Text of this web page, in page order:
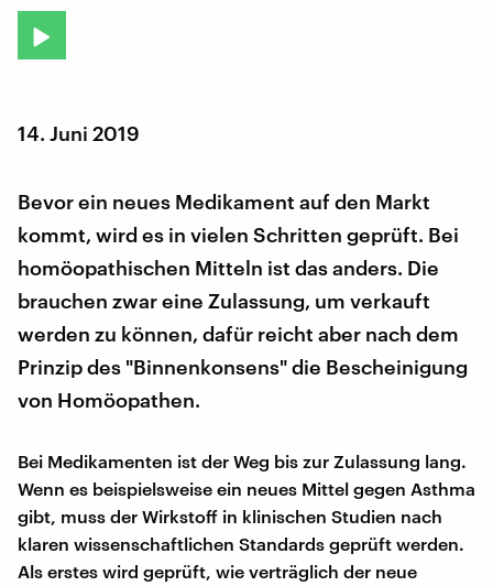
14. Juni 2019
Bevor ein neues Medikament auf den Markt
kommt, wird es in vielen Schritten geprüft. Bei
homöopathischen Mitteln ist das anders. Die
brauchen zwar eine Zulassung, um verkauft
werden zu können, dafür reicht aber nach dem
Prinzip des "Binnenkonsens" die Bescheinigung
von Homöopathen.
Bei Medikamenten ist der Weg bis zur Zulassung lang.
Wenn es beispielsweise ein neues Mittel gegen Asthma
gibt, muss der Wirkstoff in klinischen Studien nach
klaren wissenschaftlichen Standards geprüft werden.
Als erstes wird geprüft, wie verträglich der neue